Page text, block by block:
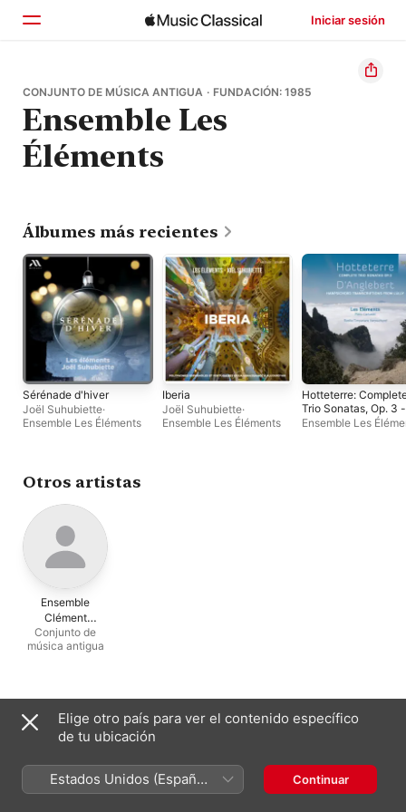
Iniciar sesión
Inicio
Explorar
Buscar
CONJUNTO DE MÚSICA ANTIGUA · FUNDACIÓN: 1985
Ensemble Les
Éléments
Álbumes más recientes
Sérénade d'hiver
Joël Suhubiette·
Ensemble Les Éléments
Iberia
Joël Suhubiette·
Ensemble Les Éléments
Hotteterre:
Trio Sonatas, Op. 3 -
D'anglebert:
Ensemble Les
Otros artistas
Ensemble
Clément
Janequin
Conjunto de
música antigua
Elige otro país para ver el contenido específico
de tu ubicación
Estados Unidos (Español
México)
Continuar